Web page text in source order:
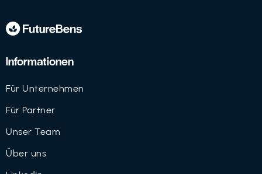
Informationen
Für Unternehmen
Für Partner
Unser Team
Über uns